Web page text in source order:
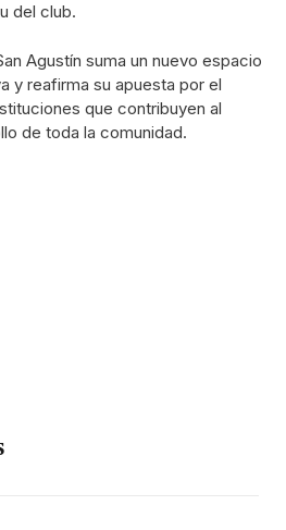
del club.
Agustín suma un nuevo espacio
y reafirma su apuesta por el
que contribuyen al
de toda la comunidad.